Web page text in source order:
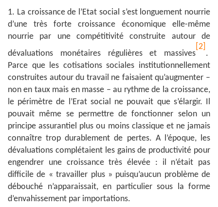
1. La croissance de l’Etat social s’est longuement nourrie
d’une très forte croissance économique elle-même
nourrie par une compétitivité construite autour de
dévaluations monétaires régulières et massives
[2]
.
Parce que les cotisations sociales institutionnellement
construites autour du travail ne faisaient qu’augmenter –
non en taux mais en masse – au rythme de la croissance,
le périmètre de l’Erat social ne pouvait que s’élargir. Il
pouvait même se permettre de fonctionner selon un
principe assurantiel plus ou moins classique et ne jamais
connaître trop durablement de pertes. A l’époque, les
dévaluations complétaient les gains de productivité pour
engendrer une croissance très élevée : il n’était pas
difficile de « travailler plus » puisqu’aucun problème de
débouché n’apparaissait, en particulier sous la forme
d’envahissement par importations.